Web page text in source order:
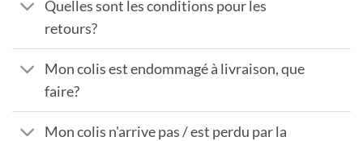
Quelles sont les conditions pour les
retours?
Mon colis est endommagé à livraison, que
faire?
Mon colis n'arrive pas / est perdu par la